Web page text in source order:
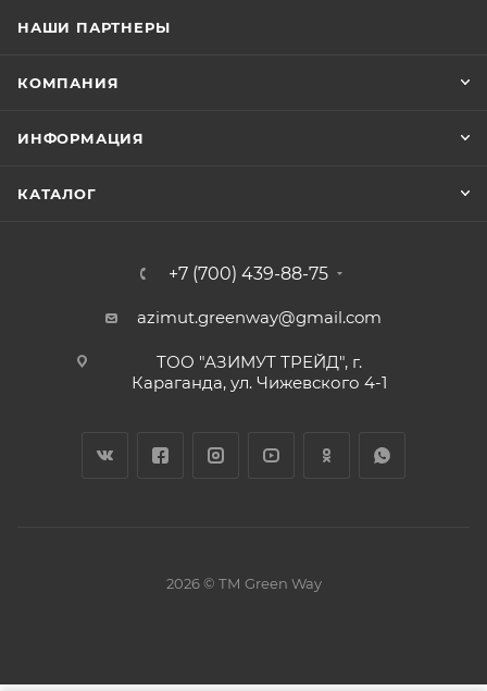
НАШИ ПАРТНЕРЫ
КОМПАНИЯ
ИНФОРМАЦИЯ
КАТАЛОГ
+7 (700) 439-88-75
azimut.greenway@gmail.com
ТОО "АЗИМУТ ТРЕЙД", г.
Караганда, ул. Чижевского 4-1
2026 © ТМ Green Way